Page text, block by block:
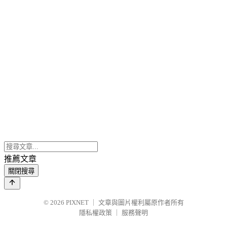
推薦文章
關閉搜尋
© 2026 PIXNET
文章與圖片權利屬原作者所有
隱私權政策
服務聲明